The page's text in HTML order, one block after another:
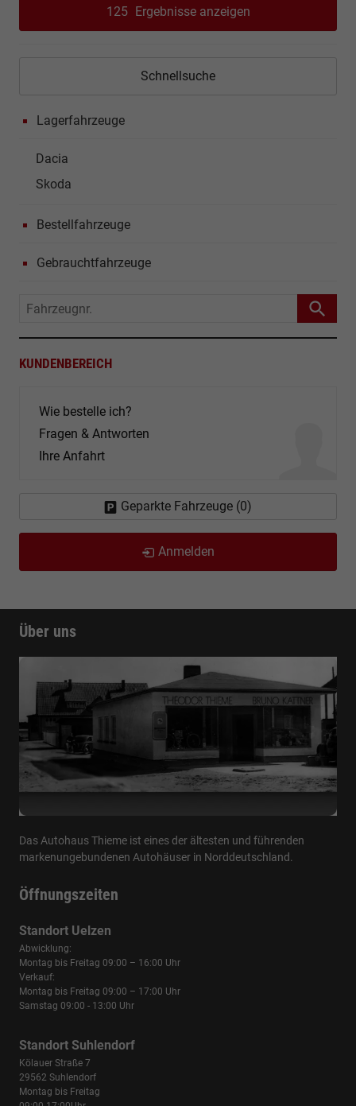
125 Ergebnisse anzeigen
Schnellsuche
Lagerfahrzeuge
Dacia
Skoda
Bestellfahrzeuge
Gebrauchtfahrzeuge
Fahrzeugnr.
KUNDENBEREICH
Wie bestelle ich?
Fragen & Antworten
Ihre Anfahrt
Geparkte Fahrzeuge (0)
Anmelden
Über uns
Das Autohaus Thieme ist eines der ältesten und führenden
markenungebundenen Autohäuser in Norddeutschland.
Öffnungszeiten
Standort Uelzen
Abwicklung:
Montag bis Freitag 09:00 – 16:00 Uhr
Verkauf:
Montag bis Freitag 09:00 – 17:00 Uhr
Samstag 09:00 - 13:00 Uhr
Standort Suhlendorf
Kölauer Straße 7
29562 Suhlendorf
Montag bis Freitag